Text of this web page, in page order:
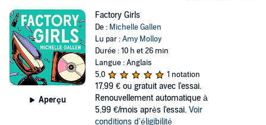
Aperçu
Factory Girls
De : Michelle Gallen
Lu par :Amy Molloy
Durée : 10 h et 26 min
Langue : Anglais
5,0
1 notation
17,99 € ou gratuit avec l'essai.
Renouvellement automatique à
5,99 €/mois après l'essai. Voir
conditions d'éligibilité